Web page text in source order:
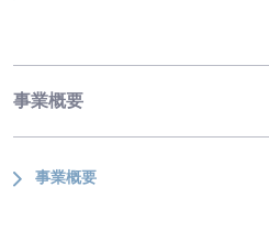
事業概要
事業概要